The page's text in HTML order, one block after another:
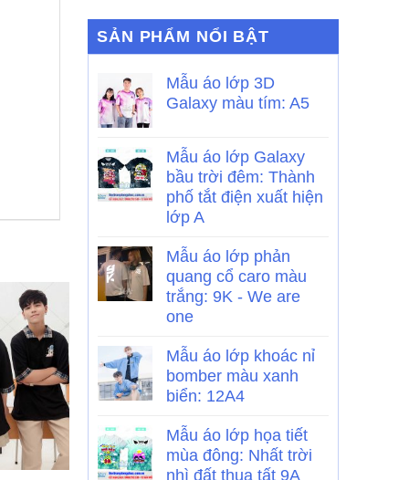
SẢN PHẨM NỔI BẬT
Mẫu áo lớp 3D
Galaxy màu tím: A5
Mẫu áo lớp Galaxy
bầu trời đêm: Thành
phố tắt điện xuất hiện
lớp A
Mẫu áo lớp phản
quang cổ caro màu
trắng: 9K - We are
one
Mẫu áo lớp khoác nỉ
bomber màu xanh
biển: 12A4
Mẫu áo lớp họa tiết
mùa đông: Nhất trời
nhì đất thua tất 9A